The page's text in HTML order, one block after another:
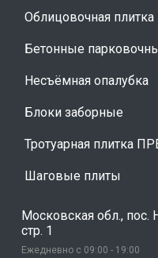
Облицовочная плитка
Бетонные
Несъёмная опалубка
Блоки заборные
Тротуарная плитка
Шаговые плиты
Московская обл., пос.
стр. 1
Ежедневно с 09:00 - 19:00